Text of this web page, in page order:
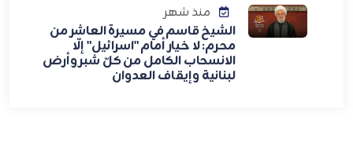
منذ شهر
الشيخ قاسم في مسيرة العاشر من
محرم: لا خيار أمام "اسرائيل" إلّا
الانسحاب الكامل من كلّ شبر وأرض
لبنانية وإيقاف العدوان